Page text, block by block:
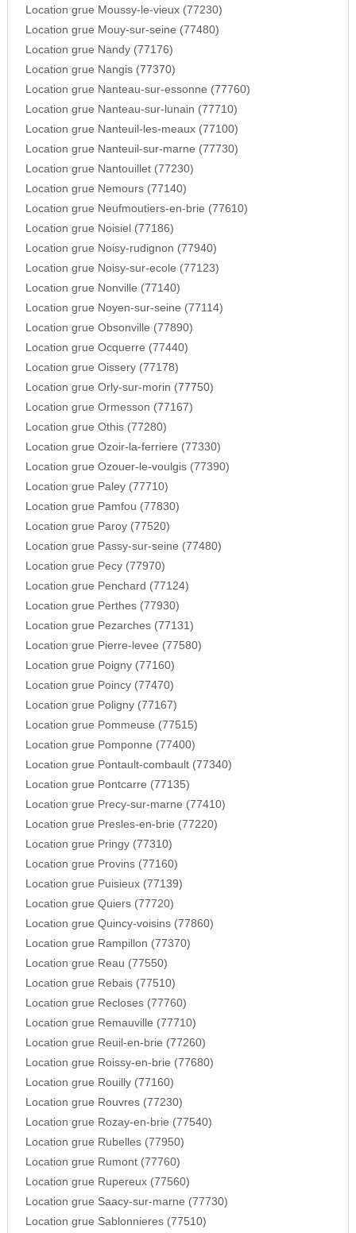
Location grue Moussy-le-vieux (77230)
Location grue Mouy-sur-seine (77480)
Location grue Nandy (77176)
Location grue Nangis (77370)
Location grue Nanteau-sur-essonne (77760)
Location grue Nanteau-sur-lunain (77710)
Location grue Nanteuil-les-meaux (77100)
Location grue Nanteuil-sur-marne (77730)
Location grue Nantouillet (77230)
Location grue Nemours (77140)
Location grue Neufmoutiers-en-brie (77610)
Location grue Noisiel (77186)
Location grue Noisy-rudignon (77940)
Location grue Noisy-sur-ecole (77123)
Location grue Nonville (77140)
Location grue Noyen-sur-seine (77114)
Location grue Obsonville (77890)
Location grue Ocquerre (77440)
Location grue Oissery (77178)
Location grue Orly-sur-morin (77750)
Location grue Ormesson (77167)
Location grue Othis (77280)
Location grue Ozoir-la-ferriere (77330)
Location grue Ozouer-le-voulgis (77390)
Location grue Paley (77710)
Location grue Pamfou (77830)
Location grue Paroy (77520)
Location grue Passy-sur-seine (77480)
Location grue Pecy (77970)
Location grue Penchard (77124)
Location grue Perthes (77930)
Location grue Pezarches (77131)
Location grue Pierre-levee (77580)
Location grue Poigny (77160)
Location grue Poincy (77470)
Location grue Poligny (77167)
Location grue Pommeuse (77515)
Location grue Pomponne (77400)
Location grue Pontault-combault (77340)
Location grue Pontcarre (77135)
Location grue Precy-sur-marne (77410)
Location grue Presles-en-brie (77220)
Location grue Pringy (77310)
Location grue Provins (77160)
Location grue Puisieux (77139)
Location grue Quiers (77720)
Location grue Quincy-voisins (77860)
Location grue Rampillon (77370)
Location grue Reau (77550)
Location grue Rebais (77510)
Location grue Recloses (77760)
Location grue Remauville (77710)
Location grue Reuil-en-brie (77260)
Location grue Roissy-en-brie (77680)
Location grue Rouilly (77160)
Location grue Rouvres (77230)
Location grue Rozay-en-brie (77540)
Location grue Rubelles (77950)
Location grue Rumont (77760)
Location grue Rupereux (77560)
Location grue Saacy-sur-marne (77730)
Location grue Sablonnieres (77510)